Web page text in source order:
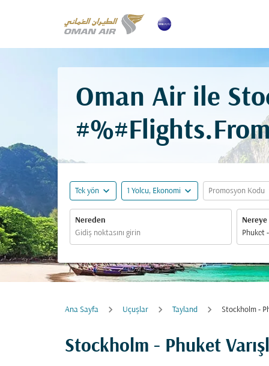
Oman Air ile
Tek yön expand_more 1 Yolcu, Ekonomi expand_more Promosyon Kodu
Nereden Nereye
Ana Sayfa Uçuşlar Tayland Stockholm -
Stockholm - Phuket
Fırsatları bulmak için rotanızı güncellemeyi